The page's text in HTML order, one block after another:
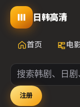
日韩高清
首页 电
注册